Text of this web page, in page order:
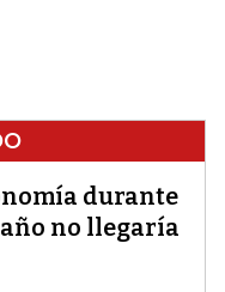
durante
no llegaría